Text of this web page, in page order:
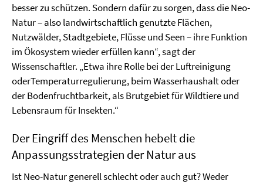
besser zu schützen. Sondern dafür zu sorgen, dass die Neo-
Natur – also landwirtschaftlich genutzte Flächen,
Nutzwälder, Stadtgebiete, Flüsse und Seen – ihre Funktion
im Ökosystem wieder erfüllen kann“, sagt der
Wissenschaftler. „Etwa ihre Rolle bei der Luftreinigung
oderTemperaturregulierung, beim Wasserhaushalt oder
der Bodenfruchtbarkeit, als Brutgebiet für Wildtiere und
Lebensraum für Insekten.“
Der Eingriff des Menschen hebelt die
Anpassungsstrategien der Natur aus
Ist Neo-Natur generell schlecht oder auch gut? Weder